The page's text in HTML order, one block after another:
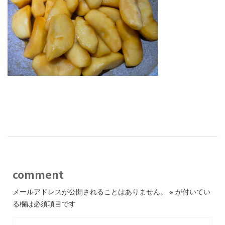
comment
メールアドレスが公開されることはありません。 ※ が付いてい
る欄は必須項目です